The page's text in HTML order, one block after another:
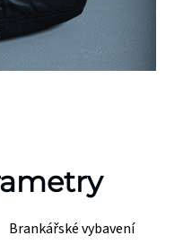
Brankářské vybavení